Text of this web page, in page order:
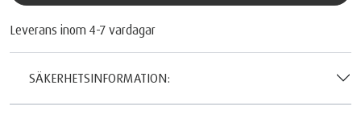
Leverans inom 4-7 vardagar
SÄKERHETSINFORMATION: